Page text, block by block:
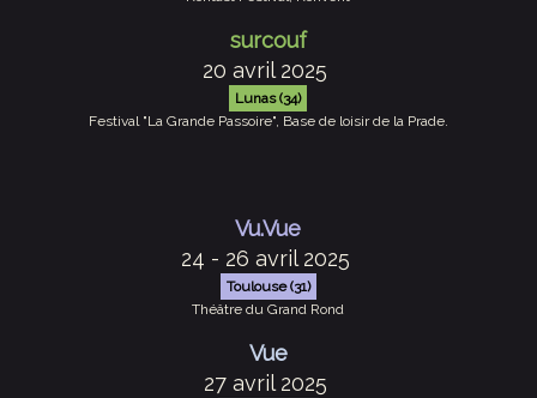
surcouf
20 avril 2025
Lunas (34)
Festival "La Grande Passoire", Base de loisir de la Prade.
Vu.Vue
24 - 26 avril 2025
Toulouse (31)
Théâtre du Grand Rond
Vue
27 avril 2025